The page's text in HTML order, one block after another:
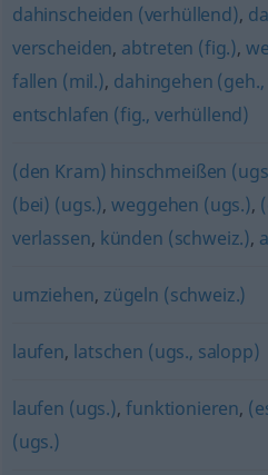
dahinscheiden (verhüllend),
verscheiden, abtreten (fig.),
fallen (mil.), dahingehen
entschlafen (fig., verhüllend)
(den Kram) hinschmeißen
(bei) (ugs.),weggehen (ugs.),
verlassen, künden (schweiz.),
umziehen, zügeln (schweiz.)
laufen, latschen (ugs., salopp)
laufen (ugs.),funktionieren,
(ugs.)